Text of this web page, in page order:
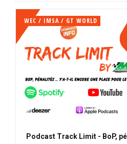
WEC / IMSA / GT WORLD
Podcast Track Limit - BoP,